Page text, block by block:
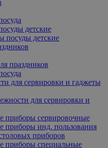
детские
посуды детские
праздников
для сервировки и гаджеты
для сервировки и
приборы сервировочные
приборы инд. пользования
приборов
приборы специальные